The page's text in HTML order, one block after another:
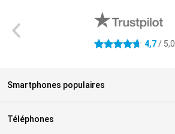
4.7 étoiles 4,7/ 5,0
Smartphones populaires
Téléphones